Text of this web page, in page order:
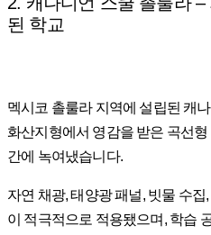
된 학교
멕시코 촐룰라 지역에 설립된 캐
화산지형에서 영감을 받은 곡선
간에 녹여냈습니다.
자연 채광, 태양광 패널, 빗물 수
이 적극적으로 적용됐으며, 학습